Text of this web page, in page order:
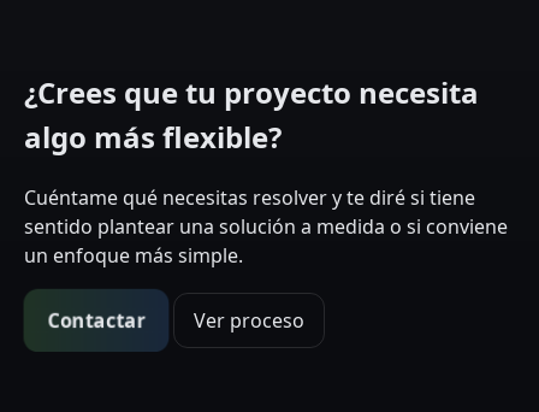
¿Crees que tu proyecto necesita
algo más flexible?
Cuéntame qué necesitas resolver y te diré si tiene
sentido plantear una solución a medida o si conviene
un enfoque más simple.
Contactar Ver proceso